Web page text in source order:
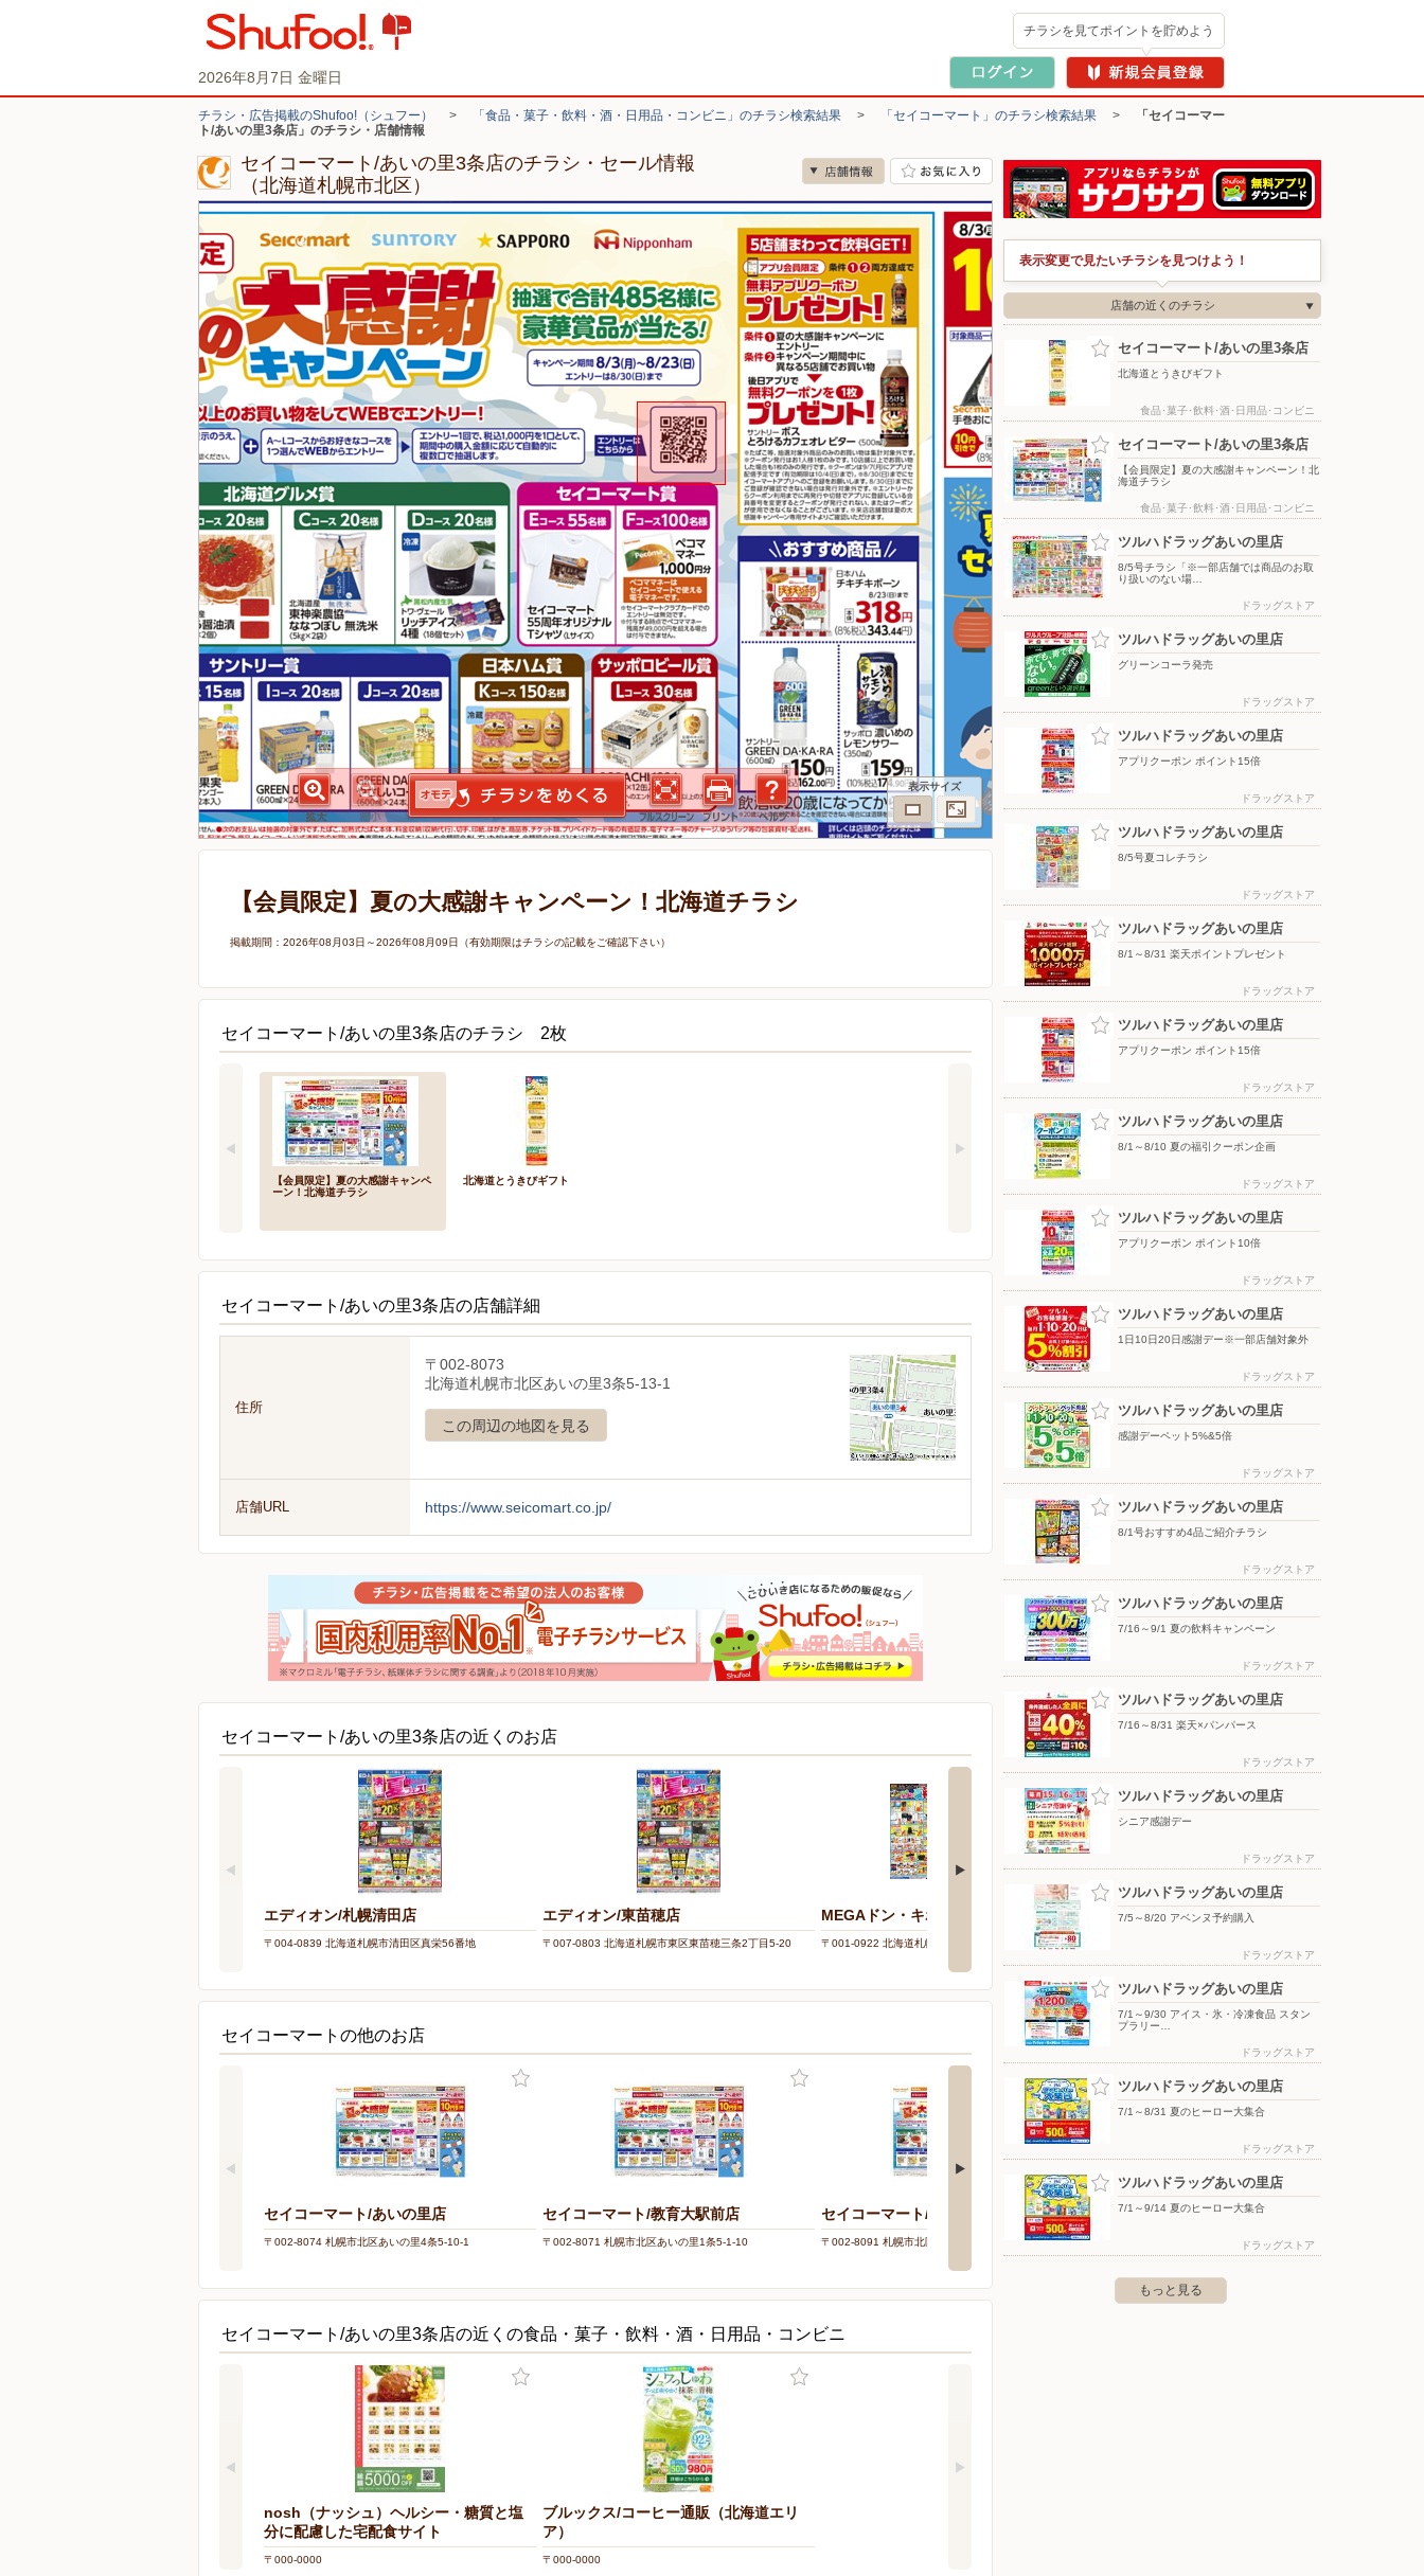
2026年8月7日 金曜日
チラシを見てポイントを貯めよう
チラシ・広告掲載のShufoo!（シュフー） > 「食品・菓子・飲料・酒・日用品・コンビニ」のチラシ検索結果 > 「セイコーマート」のチラシ検索結果 >
「セイコーマー
ト/あいの里3条店」のチラシ・店舗情報
セイコーマート/あいの里3条店のチラシ・セール情報
（北海道札幌市北区）
表示サイズ
【会員限定】夏の大感謝キャンペーン！北海道チラシ
掲載期間：2026年08月03日～2026年08月09日（有効期限はチラシの記載をご確認下さい）
セイコーマート/あいの里3条店のチラシ 2枚
【会員限定】夏の大感謝キャンペ
ーン！北海道チラシ
北海道とうきびギフト
セイコーマート/あいの里3条店の店舗詳細
住所
〒002-8073
北海道札幌市北区あいの里3条5-13-1
この周辺の地図を見る
店舗URL https://www.seicomart.co.jp/
セイコーマート/あいの里3条店の近くのお店
エディオン/札幌清田店
〒004-0839 北海道札幌市清田区真栄56番地
エディオン/東苗穂店
〒007-0803 北海道札幌市東区東苗穂三条2丁目5-20
MEGAドン・キホーテ 新川店
〒001-0922 北海道札幌市北区新川二条7-3-20
スーパースポーツゼビオ/ドーム札幌月寒
〒062-0053 北海道札幌市豊平区月寒東三条11-1-10
セイコーマートの他のお店
セイコーマート/あいの里店
〒002-8074 札幌市北区あいの里4条5-10-1
セイコーマート/教育大駅前店
〒002-8071 札幌市北区あいの里1条5-1-10
セイコーマート/南あいの里店
〒002-8091 札幌市北区南あいの里5-1-25
セイコーマート/拓北駅前店
〒002-8066 札幌市北区拓北6条3-8-1
セイコーマート/あいの里3条店の近くの食品・菓子・飲料・酒・日用品・コンビニ
nosh（ナッシュ）ヘルシー・糖質と塩
分に配慮した宅配食サイト
〒000-0000
ブルックス/コーヒー通販（北海道エリ
ア）
〒000-0000
表示変更で見たいチラシを見つけよう！
店舗の近くのチラシ
セイコーマート/あいの里3条店
北海道とうきびギフト
食品･菓子･飲料･酒･日用品･コンビニ
セイコーマート/あいの里3条店
【会員限定】夏の大感謝キャンペーン！北
海道チラシ
食品･菓子･飲料･酒･日用品･コンビニ
ツルハドラッグあいの里店
8/5号チラシ「※一部店舗では商品のお取
り扱いのない場…
ドラッグストア
ツルハドラッグあいの里店
グリーンコーラ発売
ドラッグストア
ツルハドラッグあいの里店
アプリクーポン ポイント15倍
ドラッグストア
ツルハドラッグあいの里店
8/5号夏コレチラシ
ドラッグストア
ツルハドラッグあいの里店
8/1～8/31 楽天ポイントプレゼント
ドラッグストア
ツルハドラッグあいの里店
アプリクーポン ポイント15倍
ドラッグストア
ツルハドラッグあいの里店
8/1～8/10 夏の福引クーポン企画
ドラッグストア
ツルハドラッグあいの里店
アプリクーポン ポイント10倍
ドラッグストア
ツルハドラッグあいの里店
1日10日20日感謝デー※一部店舗対象外
ドラッグストア
ツルハドラッグあいの里店
感謝デーペット5%&5倍
ドラッグストア
ツルハドラッグあいの里店
8/1号おすすめ4品ご紹介チラシ
ドラッグストア
ツルハドラッグあいの里店
7/16～9/1 夏の飲料キャンペーン
ドラッグストア
ツルハドラッグあいの里店
7/16～8/31 楽天×パンパース
ドラッグストア
ツルハドラッグあいの里店
シニア感謝デー
ドラッグストア
ツルハドラッグあいの里店
7/5～8/20 アベンヌ予約購入
ドラッグストア
ツルハドラッグあいの里店
7/1～9/30 アイス・氷・冷凍食品 スタン
プラリー…
ドラッグストア
ツルハドラッグあいの里店
7/1～8/31 夏のヒーロー大集合
ドラッグストア
ツルハドラッグあいの里店
7/1～9/14 夏のヒーロー大集合
ドラッグストア
もっと見る